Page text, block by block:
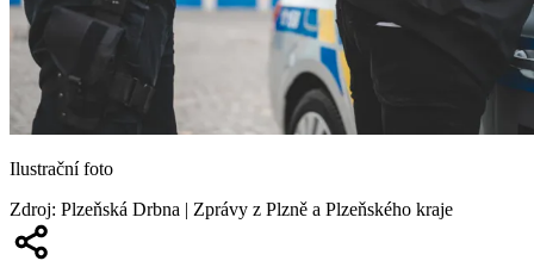
Ilustrační foto
Zdroj: Plzeňská Drbna | Zprávy z Plzně a Plzeňského kraje